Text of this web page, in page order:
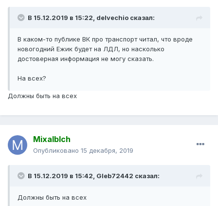
В 15.12.2019 в 15:22, delvechio сказал:
В каком-то публике ВК про транспорт читал, что вроде
новогодний Ежик будет на ЛДЛ, но насколько
достоверная информация не могу сказать.
На всех?
Должны быть на всех
Mixalblch
Опубликовано 15 декабря, 2019
В 15.12.2019 в 15:42, Gleb72442 сказал:
Должны быть на всех